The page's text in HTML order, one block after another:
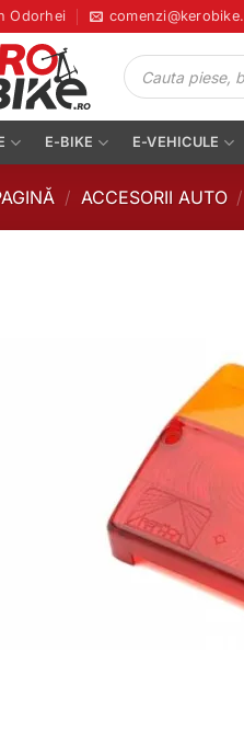
Odorhei
Products
search
E-BIKE E-VEHICULE
/ ACCESORII AUTO /